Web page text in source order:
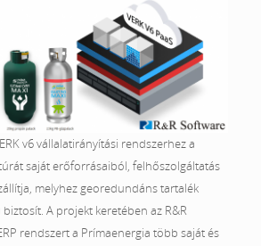
v6 vállalatirányítási rendszerhez a
saját erőforrásaiból, felhőszolgáltatás
melyhez georedundáns tartalék
biztosít. A projekt keretében az R&R
rendszert a Prímaenergia több saját és